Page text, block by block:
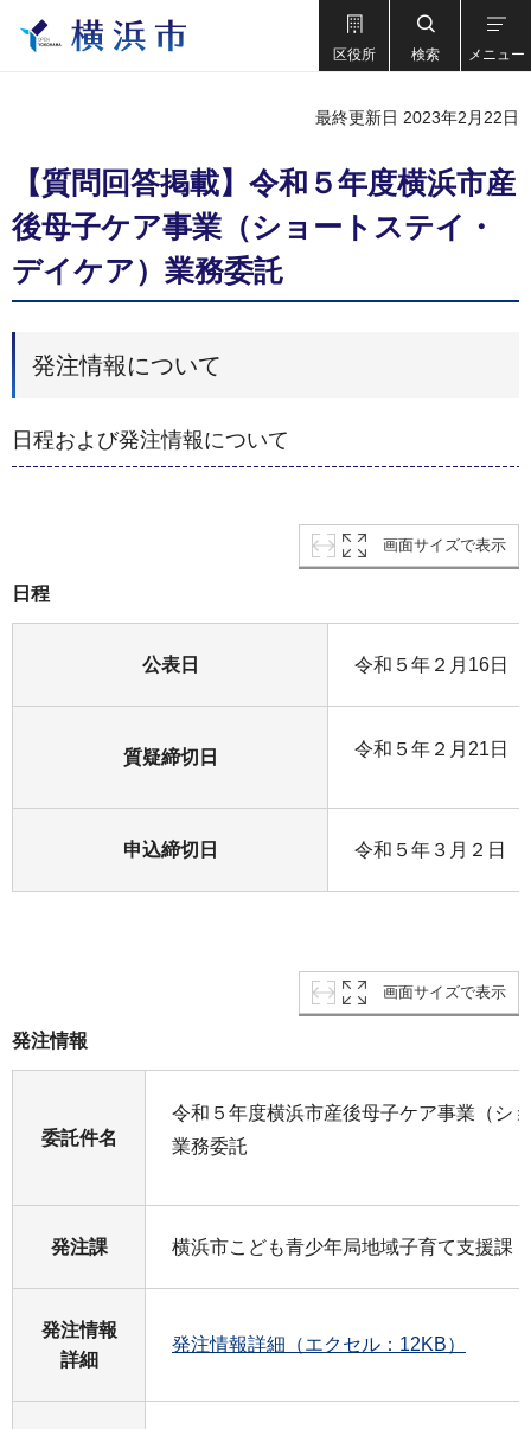
区役所 検索 メニュー
最終更新日 2023年2月22日
【質問回答掲載】令和５年度横浜市産
後母子ケア事業（ショートステイ・
デイケア）業務委託
発注情報について
日程および発注情報について
画面サイズで表示
日程
公表日 令和５年２月16日
質疑締切日 令和５年２月21日
申込締切日 令和５年３月２日
画面サイズで表示
発注情報
委託件名
令和５年度横浜市産後母子ケア事業（シ
業務委託
発注課 横浜市こども青少年局地域子育て支援課
発注情報
詳細
発注情報詳細（エクセル：12KB）